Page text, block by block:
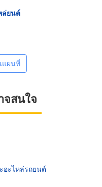
ล่ยนต์
แผนที่
สนใจ
ะไหล่รถยนต์